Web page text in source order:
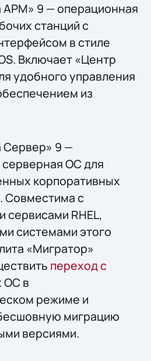
9 — операционная
станций с
в стиле
Включает «Центр
удобного управления
из
9 —
ОС для
корпоративных
Совместима с
сервисами RHEL,
системами этого
«Мигратор»
переход с
ОС в
режиме и
миграцию
версиями.